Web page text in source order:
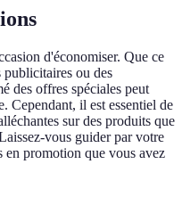
d'économiser. Que ce
publicitaires ou des
des offres spéciales peut
Cependant, il est essentiel de
sur des produits que
vous guider par votre
en promotion que vous avez